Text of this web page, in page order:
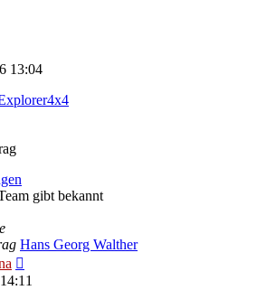
13:04
gibt bekannt
Hans Georg Walther
Beitrag